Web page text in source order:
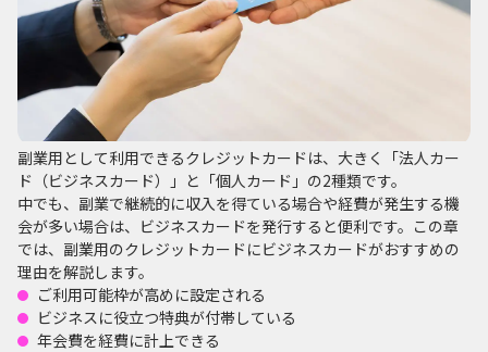
副業用として利用できるクレジットカードは、大きく「法人カー
ド（ビジネスカード）」と「個人カード」の2種類です。
中でも、副業で継続的に収入を得ている場合や経費が発生する機
会が多い場合は、ビジネスカードを発行すると便利です。この章
では、副業用のクレジットカードにビジネスカードがおすすめの
理由を解説します。
ご利用可能枠が高めに設定される
ビジネスに役立つ特典が付帯している
年会費を経費に計上できる